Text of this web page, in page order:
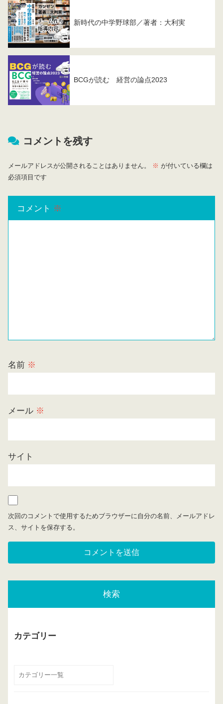
新時代の中学野球部／著者：大利実
BCGが読む 経営の論点2023
コメントを残す
メールアドレスが公開されることはありません。 ※ が付いている欄は
必須項目です
コメント ※
名前 ※
メール ※
サイト
次回のコメントで使用するためブラウザーに自分の名前、メールアドレ
ス、サイトを保存する。
検索
カテゴリー